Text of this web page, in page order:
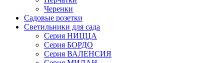
Черенки
Садовые розетки
Светильники для сада
Серия НИЦЦА
Серия БОРДО
Серия ВАЛЕНСИЯ